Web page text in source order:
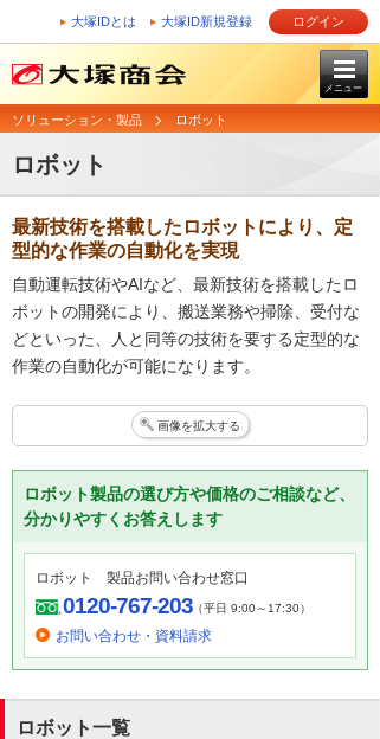
大塚IDとは 大塚ID新規登録 ログイン
メニュー
ソリューション・製品 ロボット
ロボット
最新技術を搭載したロボットにより、定
型的な作業の自動化を実現
自動運転技術やAIなど、最新技術を搭載したロ
ボットの開発により、搬送業務や掃除、受付な
どといった、人と同等の技術を要する定型的な
作業の自動化が可能になります。
画像を拡大する
ロボット製品の選び方や価格のご相談など、
分かりやすくお答えします
ロボット 製品お問い合わせ窓口
0120-767-203（平日 9:00～17:30）
お問い合わせ・資料請求
ロボット一覧